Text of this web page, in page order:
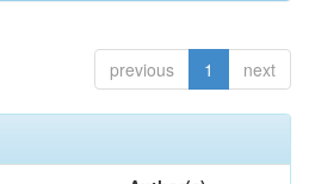
previous 1 next